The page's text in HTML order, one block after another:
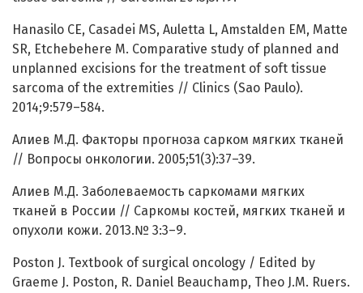
Hanasilo CE, Casadei MS, Auletta L, Amstalden EM, Matte
SR, Etchebehere M. Comparative study of planned and
unplanned excisions for the treatment of soft tissue
sarcoma of the extremities // Clinics (Sao Paulo).
2014;9:579–584.
Алиев М.Д. Факторы прогноза сарком мягких тканей
// Вопросы онкологии. 2005;51(3):37–39.
Алиев М.Д. Заболеваемость саркомами мягких
тканей в России // Саркомы костей, мягких тканей и
опухоли кожи. 2013.№ 3:3–9.
Poston J. Textbook of surgical oncology / Edited by
Graeme J. Poston, R. Daniel Beauchamp, Theo J.M. Ruers.